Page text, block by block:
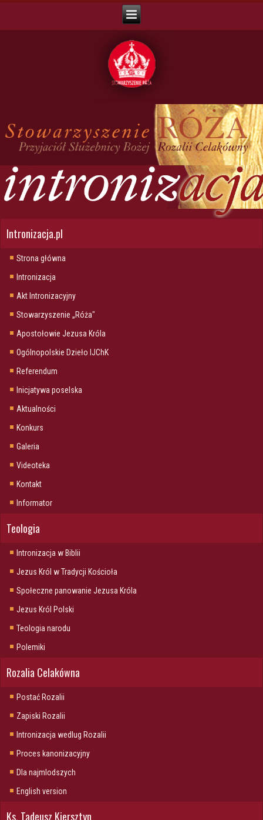
Intronizacja.pl
Strona główna
Intronizacja
Akt Intronizacyjny
Stowarzyszenie „Róża"
Apostołowie Jezusa Króla
Ogólnopolskie Dzieło IJChK
Referendum
Inicjatywa poselska
Aktualności
Konkurs
Galeria
Videoteka
Kontakt
Informator
Teologia
Intronizacja w Biblii
Jezus Król w Tradycji Kościoła
Społeczne panowanie Jezusa Króla
Jezus Król Polski
Teologia narodu
Polemiki
Rozalia Celakówna
Postać Rozalii
Zapiski Rozalii
Intronizacja wedlug Rozalii
Proces kanonizacyjny
Dla najmlodszych
English version
Ks. Tadeusz Kiersztyn